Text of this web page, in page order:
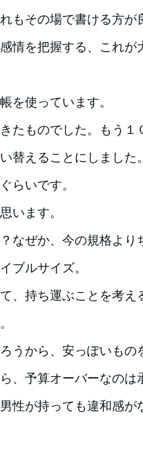
もその場で書ける方が
情を把握する、これが
を使っています。
たものでした。もう１
替えることにしました。
らいです。
います。
なぜか、今の規格より
ブルサイズ。
、持ち運ぶことを考え
うから、安っぽいもの
、予算オーバーなのは
性が持っても違和感が